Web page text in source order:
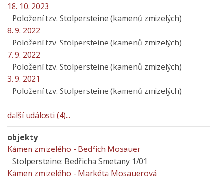
18. 10. 2023
Položení tzv. Stolpersteine (kamenů zmizelých)
8. 9. 2022
Položení tzv. Stolpersteine (kamenů zmizelých)
7. 9. 2022
Položení tzv. Stolpersteine (kamenů zmizelých)
3. 9. 2021
Položení tzv. Stolpersteine (kamenů zmizelých)
další události (4)...
objekty
Kámen zmizelého - Bedřich Mosauer
Stolpersteine: Bedřicha Smetany 1/01
Kámen zmizelého - Markéta Mosauerová